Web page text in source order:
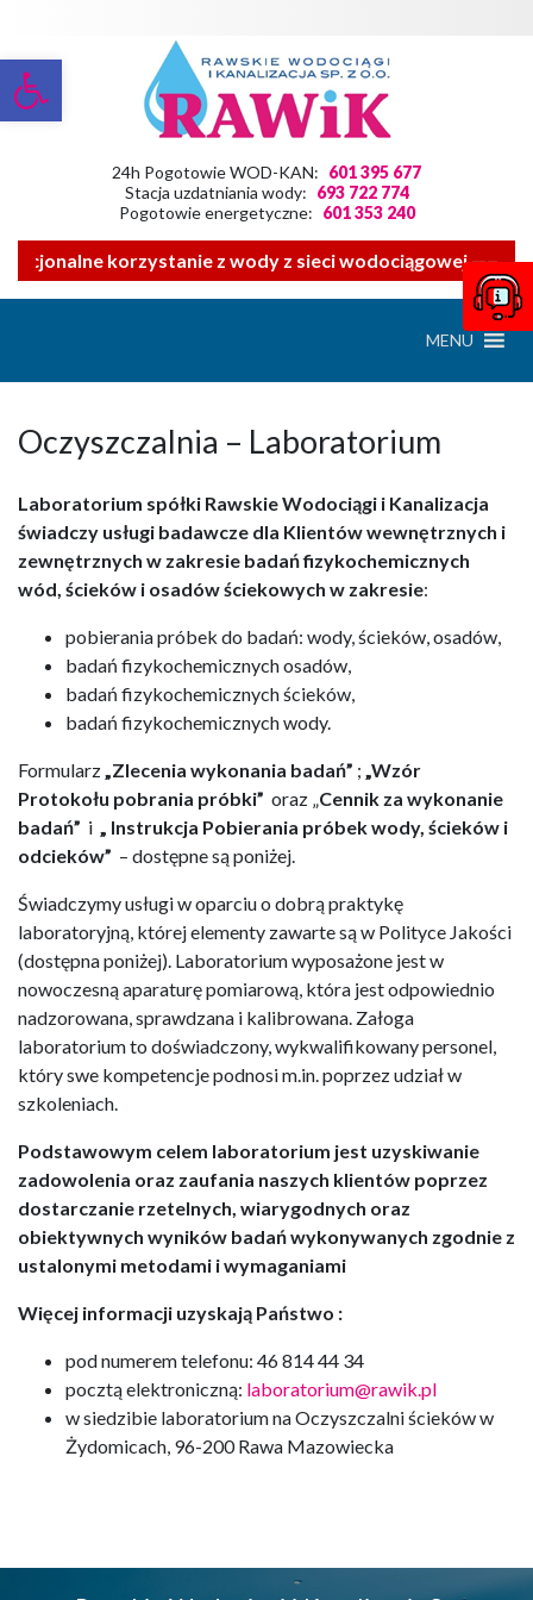
Otwórz pasek narzędzi
24h Pogotowie WOD-KAN: 601 395 677
Stacja uzdatniania wody: 693 722 774
Pogotowie energetyczne: 601 353 240
korzystanie z wody z sieci wodociągowej ——-
MENU
Oczyszczalnia – Laboratorium
Laboratorium spółki Rawskie Wodociągi i Kanalizacja
świadczy usługi badawcze dla Klientów wewnętrznych i
zewnętrznych w zakresie badań fizykochemicznych
wód, ścieków i osadów ściekowych w zakresie:
pobierania próbek do badań: wody, ścieków, osadów,
badań fizykochemicznych osadów,
badań fizykochemicznych ścieków,
badań fizykochemicznych wody.
Formularz„Zlecenia wykonania badań” ; „Wzór
Protokołu pobrania próbki” oraz „Cennik za wykonanie
badań” i „ Instrukcja Pobierania próbek wody, ścieków i
odcieków” – dostępne są poniżej.
Świadczymy usługi w oparciu o dobrą praktykę
laboratoryjną, której elementy zawarte są w Polityce Jakości
(dostępna poniżej). Laboratorium wyposażone jest w
nowoczesną aparaturę pomiarową, która jest odpowiednio
nadzorowana, sprawdzana i kalibrowana. Załoga
laboratorium to doświadczony, wykwalifikowany personel,
który swe kompetencje podnosi m.in. poprzez udział w
szkoleniach.
Podstawowym celem laboratorium jest uzyskiwanie
zadowolenia oraz zaufania naszych klientów poprzez
dostarczanie rzetelnych, wiarygodnych oraz
obiektywnych wyników badań wykonywanych zgodnie z
ustalonymi metodami i wymaganiami
Więcej informacji uzyskają Państwo :
pod numerem telefonu: 46 814 44 34
pocztą elektroniczną: laboratorium@rawik.pl
w siedzibie laboratorium na Oczyszczalni ścieków w
Żydomicach, 96-200 Rawa Mazowiecka